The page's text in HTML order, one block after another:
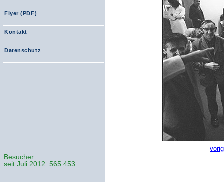
Flyer (PDF)
Kontakt
Datenschutz
Besucher
seit Juli 2012: 565.453